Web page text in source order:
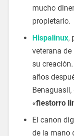
mucho
propietario.
Hispalinux,
veterana
su
años
«fiestorro
El canon
de la mano